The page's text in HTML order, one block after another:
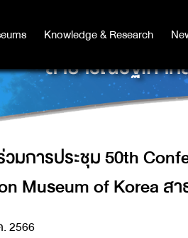
Knowledge & Research
Knowledge & Research
OF CIMUSET ณ
สาธารณรัฐเกา
วมการประชุม 50th
Museum of Korea ส
2566